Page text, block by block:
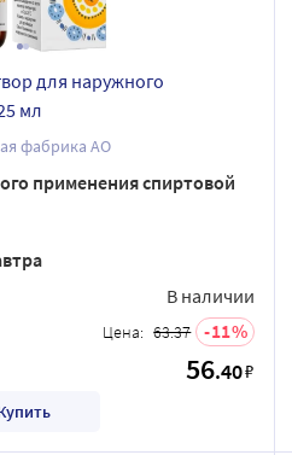
для наружного
мл
фабрика АО
применения спиртовой
В наличии
Цена: 63.37 11
56.40₽